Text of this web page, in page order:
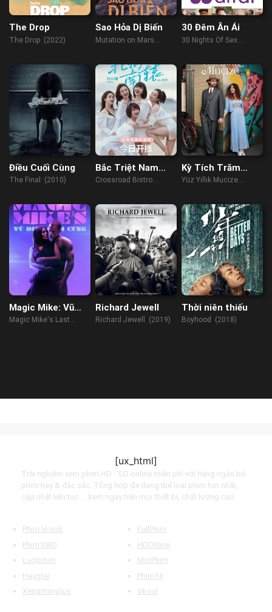
The Drop
The Drop (2022)
Sao Hỏa Dị Biến
Mutation on Mars
30 Đêm Ân Ái
30 Nights Of Sex
Điều Cuối Cùng
The Final (2010)
Bắc Triệt Nam
Viên
Crossroad Bistro
Kỳ Tích Trăm
Năm
Yüz Yıllık Mucize
Magic Mike: Vũ
Điệu Cuối Cùng
Magic Mike's Last
Richard Jewell
Richard Jewell (2019)
Thời niên thiếu
Boyhood (2018)